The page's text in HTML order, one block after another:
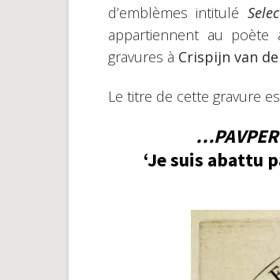
d’emblèmes intitulé
appartiennent au poète
gravures à Crispijn van de
Le titre de cette gravure
‘Je suis abattu